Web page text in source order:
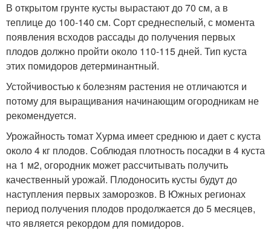
В открытом грунте кусты вырастают до 70 см, а в
теплице до 100-140 см. Сорт среднеспелый, с момента
появления всходов рассады до получения первых
плодов должно пройти около 110-115 дней. Тип куста
этих помидоров детерминантный.
Устойчивостью к болезням растения не отличаются и
потому для выращивания начинающим огородникам не
рекомендуется.
Урожайность томат Хурма имеет среднюю и дает с куста
около 4 кг плодов. Соблюдая плотность посадки в 4 куста
на 1 м2, огородник может рассчитывать получить
качественный урожай. Плодоносить кусты будут до
наступления первых заморозков. В Южных регионах
период получения плодов продолжается до 5 месяцев,
что является рекордом для помидоров.